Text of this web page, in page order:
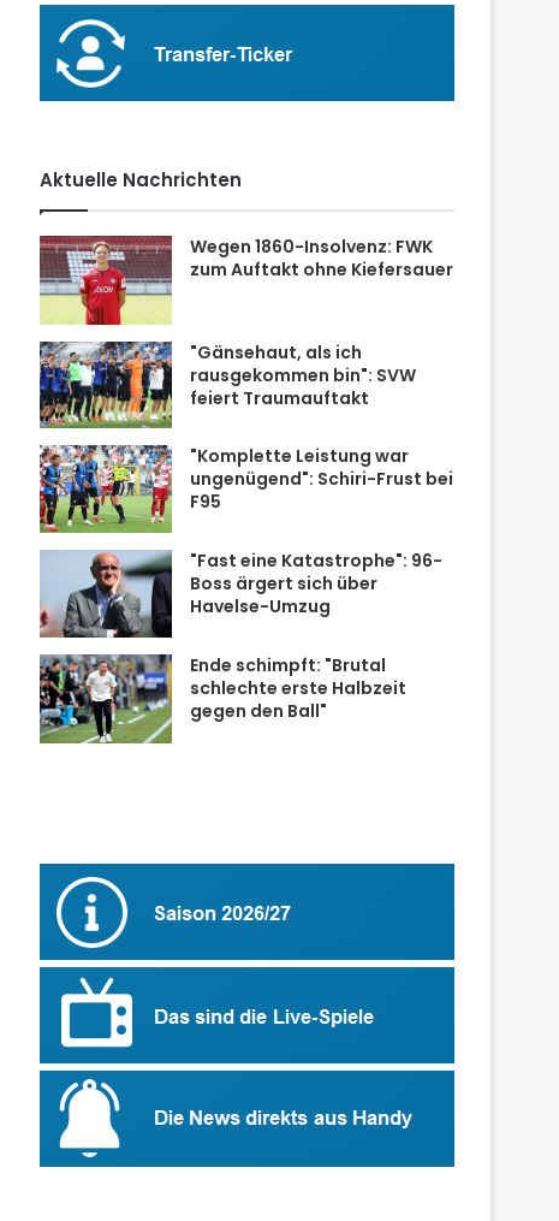
Aktuelle Nachrichten
Wegen 1860-Insolvenz: FWK
zum Auftakt ohne Kiefersauer
"Gänsehaut, als ich
rausgekommen bin": SVW
feiert Traumauftakt
"Komplette Leistung war
ungenügend": Schiri-Frust bei
F95
"Fast eine Katastrophe": 96-
Boss ärgert sich über
Havelse-Umzug
Ende schimpft: "Brutal
schlechte erste Halbzeit
gegen den Ball"